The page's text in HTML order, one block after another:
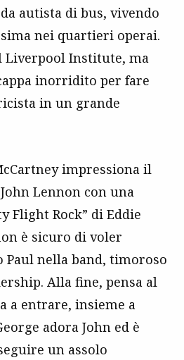
autista di bus, vivendo
nei quartieri operai.
Liverpool Institute, ma
inorridito per fare
in un grande
impressiona il
Lennon con una
Flight Rock” di Eddie
è sicuro di voler
Paul nella band, timoroso
Alla fine, pensa al
a entrare, insieme a
adora John ed è
un assolo